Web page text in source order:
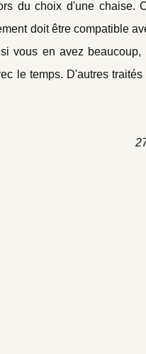
du choix d'une chaise.
doit être compatible
vous en avez
le temps. D'autres